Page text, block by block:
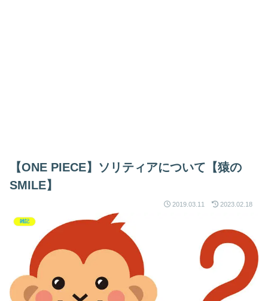
【ONE PIECE】ソリティアについて【猿の
SMILE】
2019.03.11 2023.02.18
雑記